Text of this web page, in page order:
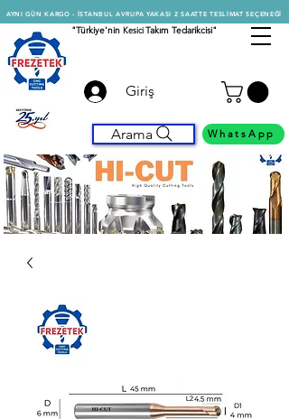
AYNI GÜN KARGO - İSTANBUL AVRUPA YAKASI 2 SAATTE TESLİMAT SEÇENEĞİ
"Türkiye'nin KesiciTakım Tedarikcisi"
Giriş
Arama WhatsApp